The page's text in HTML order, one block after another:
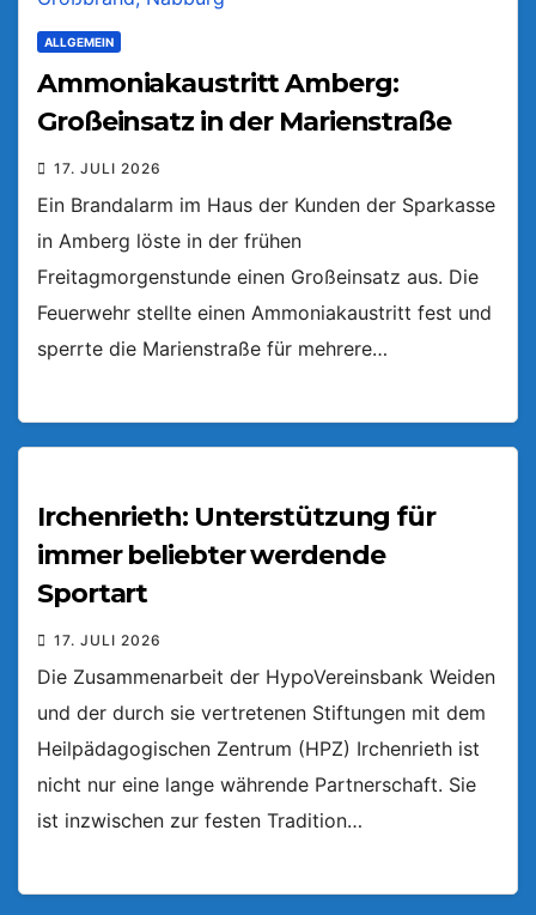
ALLGEMEIN
Ammoniakaustritt Amberg:
Großeinsatz in der Marienstraße
17. JULI 2026
Ein Brandalarm im Haus der Kunden der Sparkasse
in Amberg löste in der frühen
Freitagmorgenstunde einen Großeinsatz aus. Die
Feuerwehr stellte einen Ammoniakaustritt fest und
sperrte die Marienstraße für mehrere…
Irchenrieth: Unterstützung für
immer beliebter werdende
Sportart
17. JULI 2026
Die Zusammenarbeit der HypoVereinsbank Weiden
und der durch sie vertretenen Stiftungen mit dem
Heilpädagogischen Zentrum (HPZ) Irchenrieth ist
nicht nur eine lange währende Partnerschaft. Sie
ist inzwischen zur festen Tradition…